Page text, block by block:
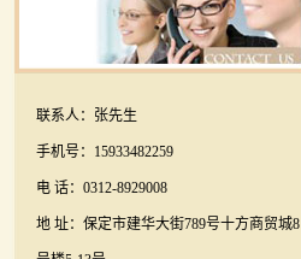
联系人：张先生
手机号：15933482259
电 话：0312-8929008
地 址：保定市建华大街789号十方商贸城8